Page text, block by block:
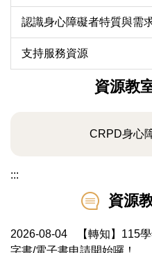
認識身心障礙者特質與需
支持服務資源
資源教
CRPD身心
:::
資源
2026-08-04
【轉知】115